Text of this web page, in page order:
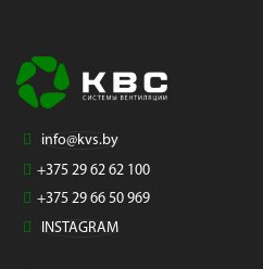
info@kvs.by
+375 29 62 62 100
+375 29 66 50 969
INSTAGRAM